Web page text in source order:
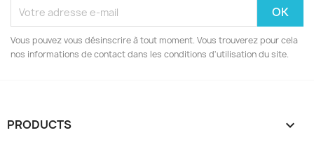
Vous pouvez vous désinscrire à tout moment. Vous trouverez pour cela
nos informations de contact dans les conditions d'utilisation du site.
PRODUCTS 